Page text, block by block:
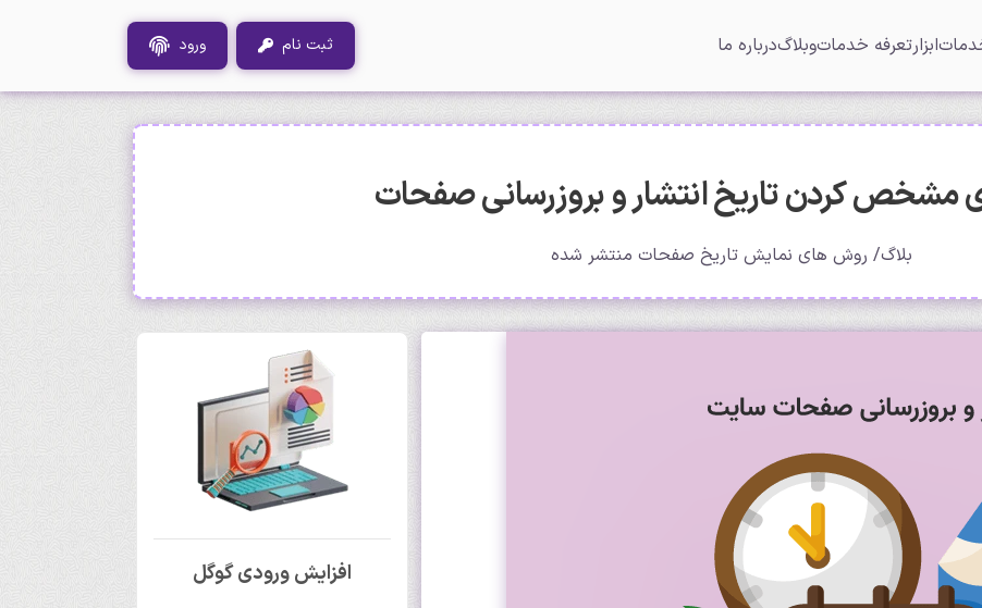
ابزارتعرفه خدماتوبلاگدرباره ما ورود ثبت نام
کردن تاریخ انتشار و بروزرسانی صفحات
بلاگ روش های نمایش تاریخ صفحات منتشر شده
افزایش ورودی گوگل